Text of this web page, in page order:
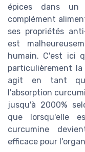
épices dans un
complément
ses propriétés
est
humain. C'est ici
particulièrement
agit en tant
l'absorption
jusqu'à 2000%
que lorsqu'elle
curcumine
efficace pour